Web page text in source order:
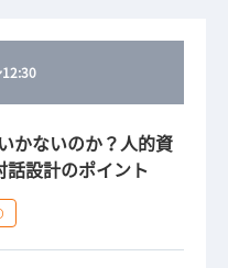
12:30
かないのか？人的資
設計のポイント